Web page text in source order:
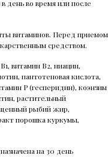
день во время или после
витаминов. Перед приемом
средством.
витамин B2, ниацин,
пантотеновая кислота,
Р (гесперидин), коэнзим
растительный
рыбий жир,
порошка куркумы,
на 30 день